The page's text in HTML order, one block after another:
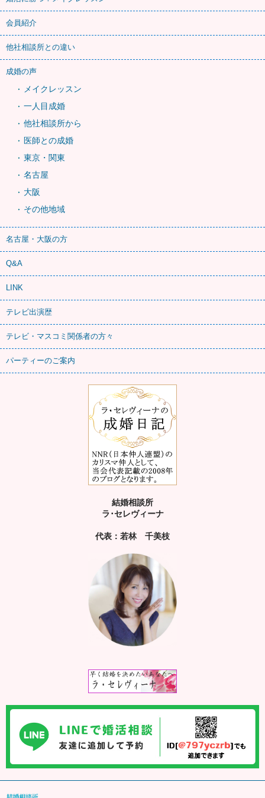
会員紹介
他社相談所との違い
成婚の声
メイクレッスン
一人目成婚
他社相談所から
医師との成婚
東京・関東
名古屋
大阪
その他地域
名古屋・大阪の方
Q&A
LINK
テレビ出演歴
テレビ・マスコミ関係者の方々
パーティーのご案内
結婚相談所
ラ･セレヴィーナ
代表：若林 千美枝